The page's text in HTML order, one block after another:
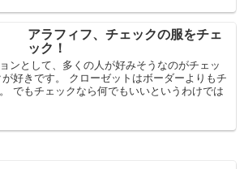
アラフィフ、チェックの服をチェ
ック！
ンとして、多くの人が好みそうなのがチェッ
好きです。 クローゼットはボーダーよりもチ
でもチェックなら何でもいいというわけでは